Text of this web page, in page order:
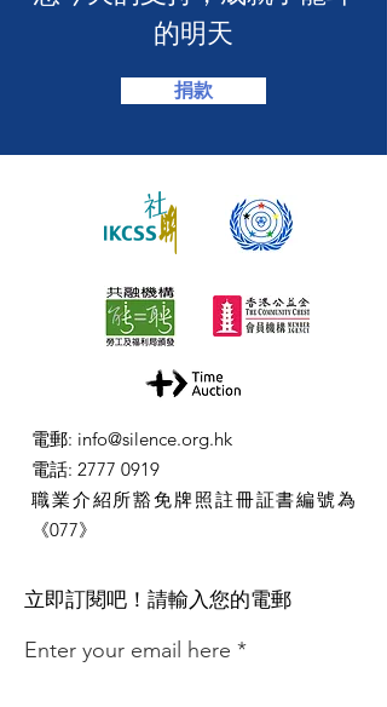
的明天
捐款
電郵: info@silence.org.hk
電話: 2777 0919
職業介紹所豁免牌照註冊証書編號為
《077》
​立即訂閱吧！請輸入您的電郵
Enter your email here